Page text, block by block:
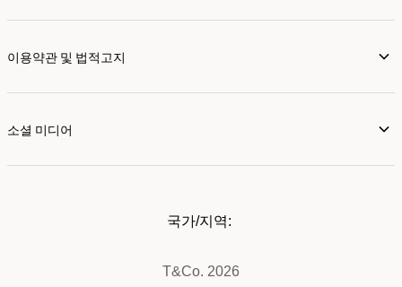
이용약관 및 법적고지
소셜 미디어
T&Co. 2026
국가/지역: